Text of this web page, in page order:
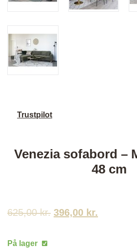
Trustpilot
Venezia sofabord –
48 cm
625,00kr. Den
396,00 kr.
På lager